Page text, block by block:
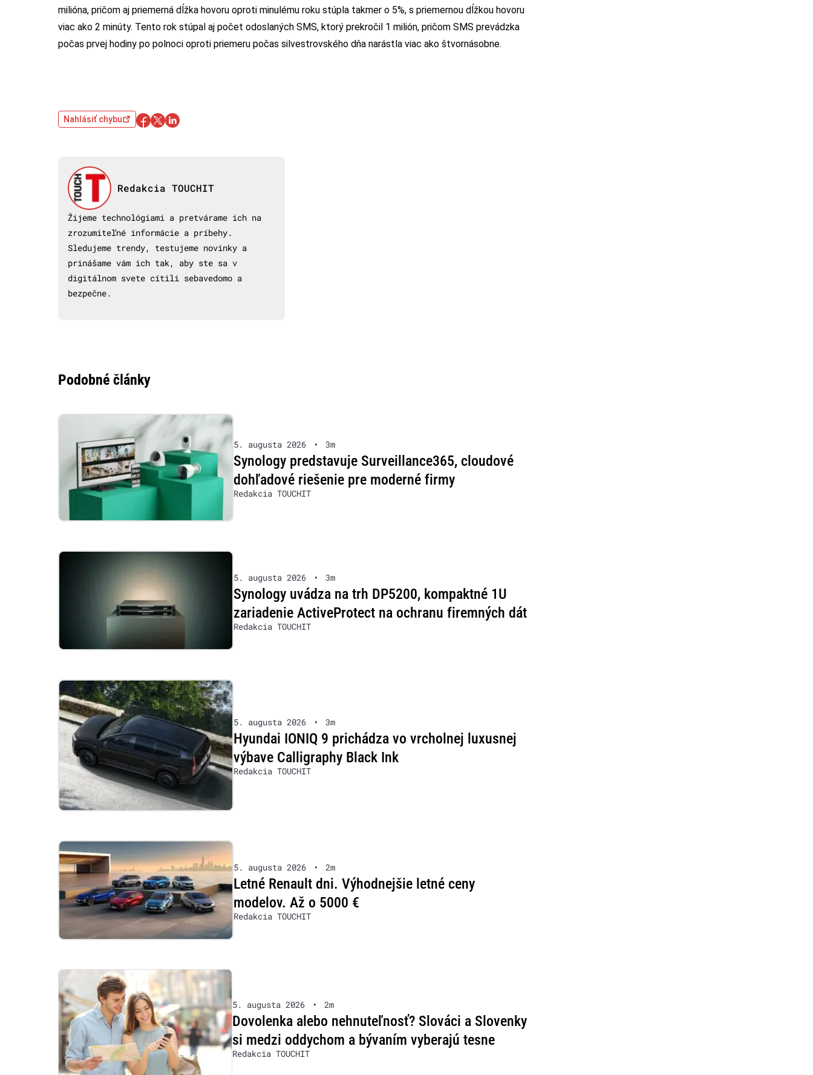
milióna, pričom aj priemerná dĺžka hovoru oproti minulému roku stúpla takmer o 5%, s priemernou dĺžkou hovoru
viac ako 2 minúty. Tento rok stúpal aj počet odoslaných SMS, ktorý prekročil 1 milión, pričom SMS prevádzka
počas prvej hodiny po polnoci oproti priemeru počas silvestrovského dňa narástla viac ako štvornásobne.
Nahlásiť chybu
Redakcia TOUCHIT
Žijeme technológiami a pretvárame ich na
zrozumiteľné informácie a príbehy.
Sledujeme trendy, testujeme novinky a
prinášame vám ich tak, aby ste sa v
digitálnom svete cítili sebavedomo a
bezpečne.
Podobné články
5. augusta 2026 • 3m
Synology predstavuje Surveillance365, cloudové
dohľadové riešenie pre moderné firmy
Redakcia TOUCHIT
5. augusta 2026 • 3m
Synology uvádza na trh DP5200, kompaktné 1U
zariadenie ActiveProtect na ochranu firemných dát
Redakcia TOUCHIT
5. augusta 2026 • 3m
Hyundai IONIQ 9 prichádza vo vrcholnej luxusnej
výbave Calligraphy Black Ink
Redakcia TOUCHIT
5. augusta 2026 • 2m
Letné Renault dni. Výhodnejšie letné ceny
modelov. Až o 5000 €
Redakcia TOUCHIT
5. augusta 2026 • 2m
Dovolenka alebo nehnuteľnosť? Slováci a Slovenky
si medzi oddychom a bývaním vyberajú tesne
Redakcia TOUCHIT